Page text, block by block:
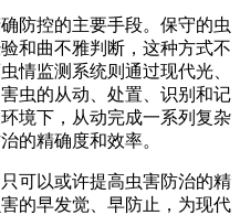
控的主要手段。保守的虫
和曲不雅判断，这种方式不
情监测系统则通过现代光、
虫的从动、处置、识别和记
境下，从动完成一系列复杂
的精确度和效率。
以或许提高虫害防治的精
的早发觉、早防止，为现代